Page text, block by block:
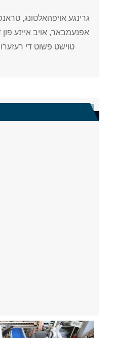
אפנעמבאַר, אויב איינע פון
טוישט פשוט די